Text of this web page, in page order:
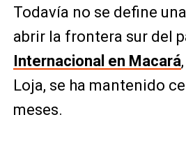
Todavía no se define
abrir la frontera sur del
Internacional en Macará
Loja, se ha mantenido
meses.